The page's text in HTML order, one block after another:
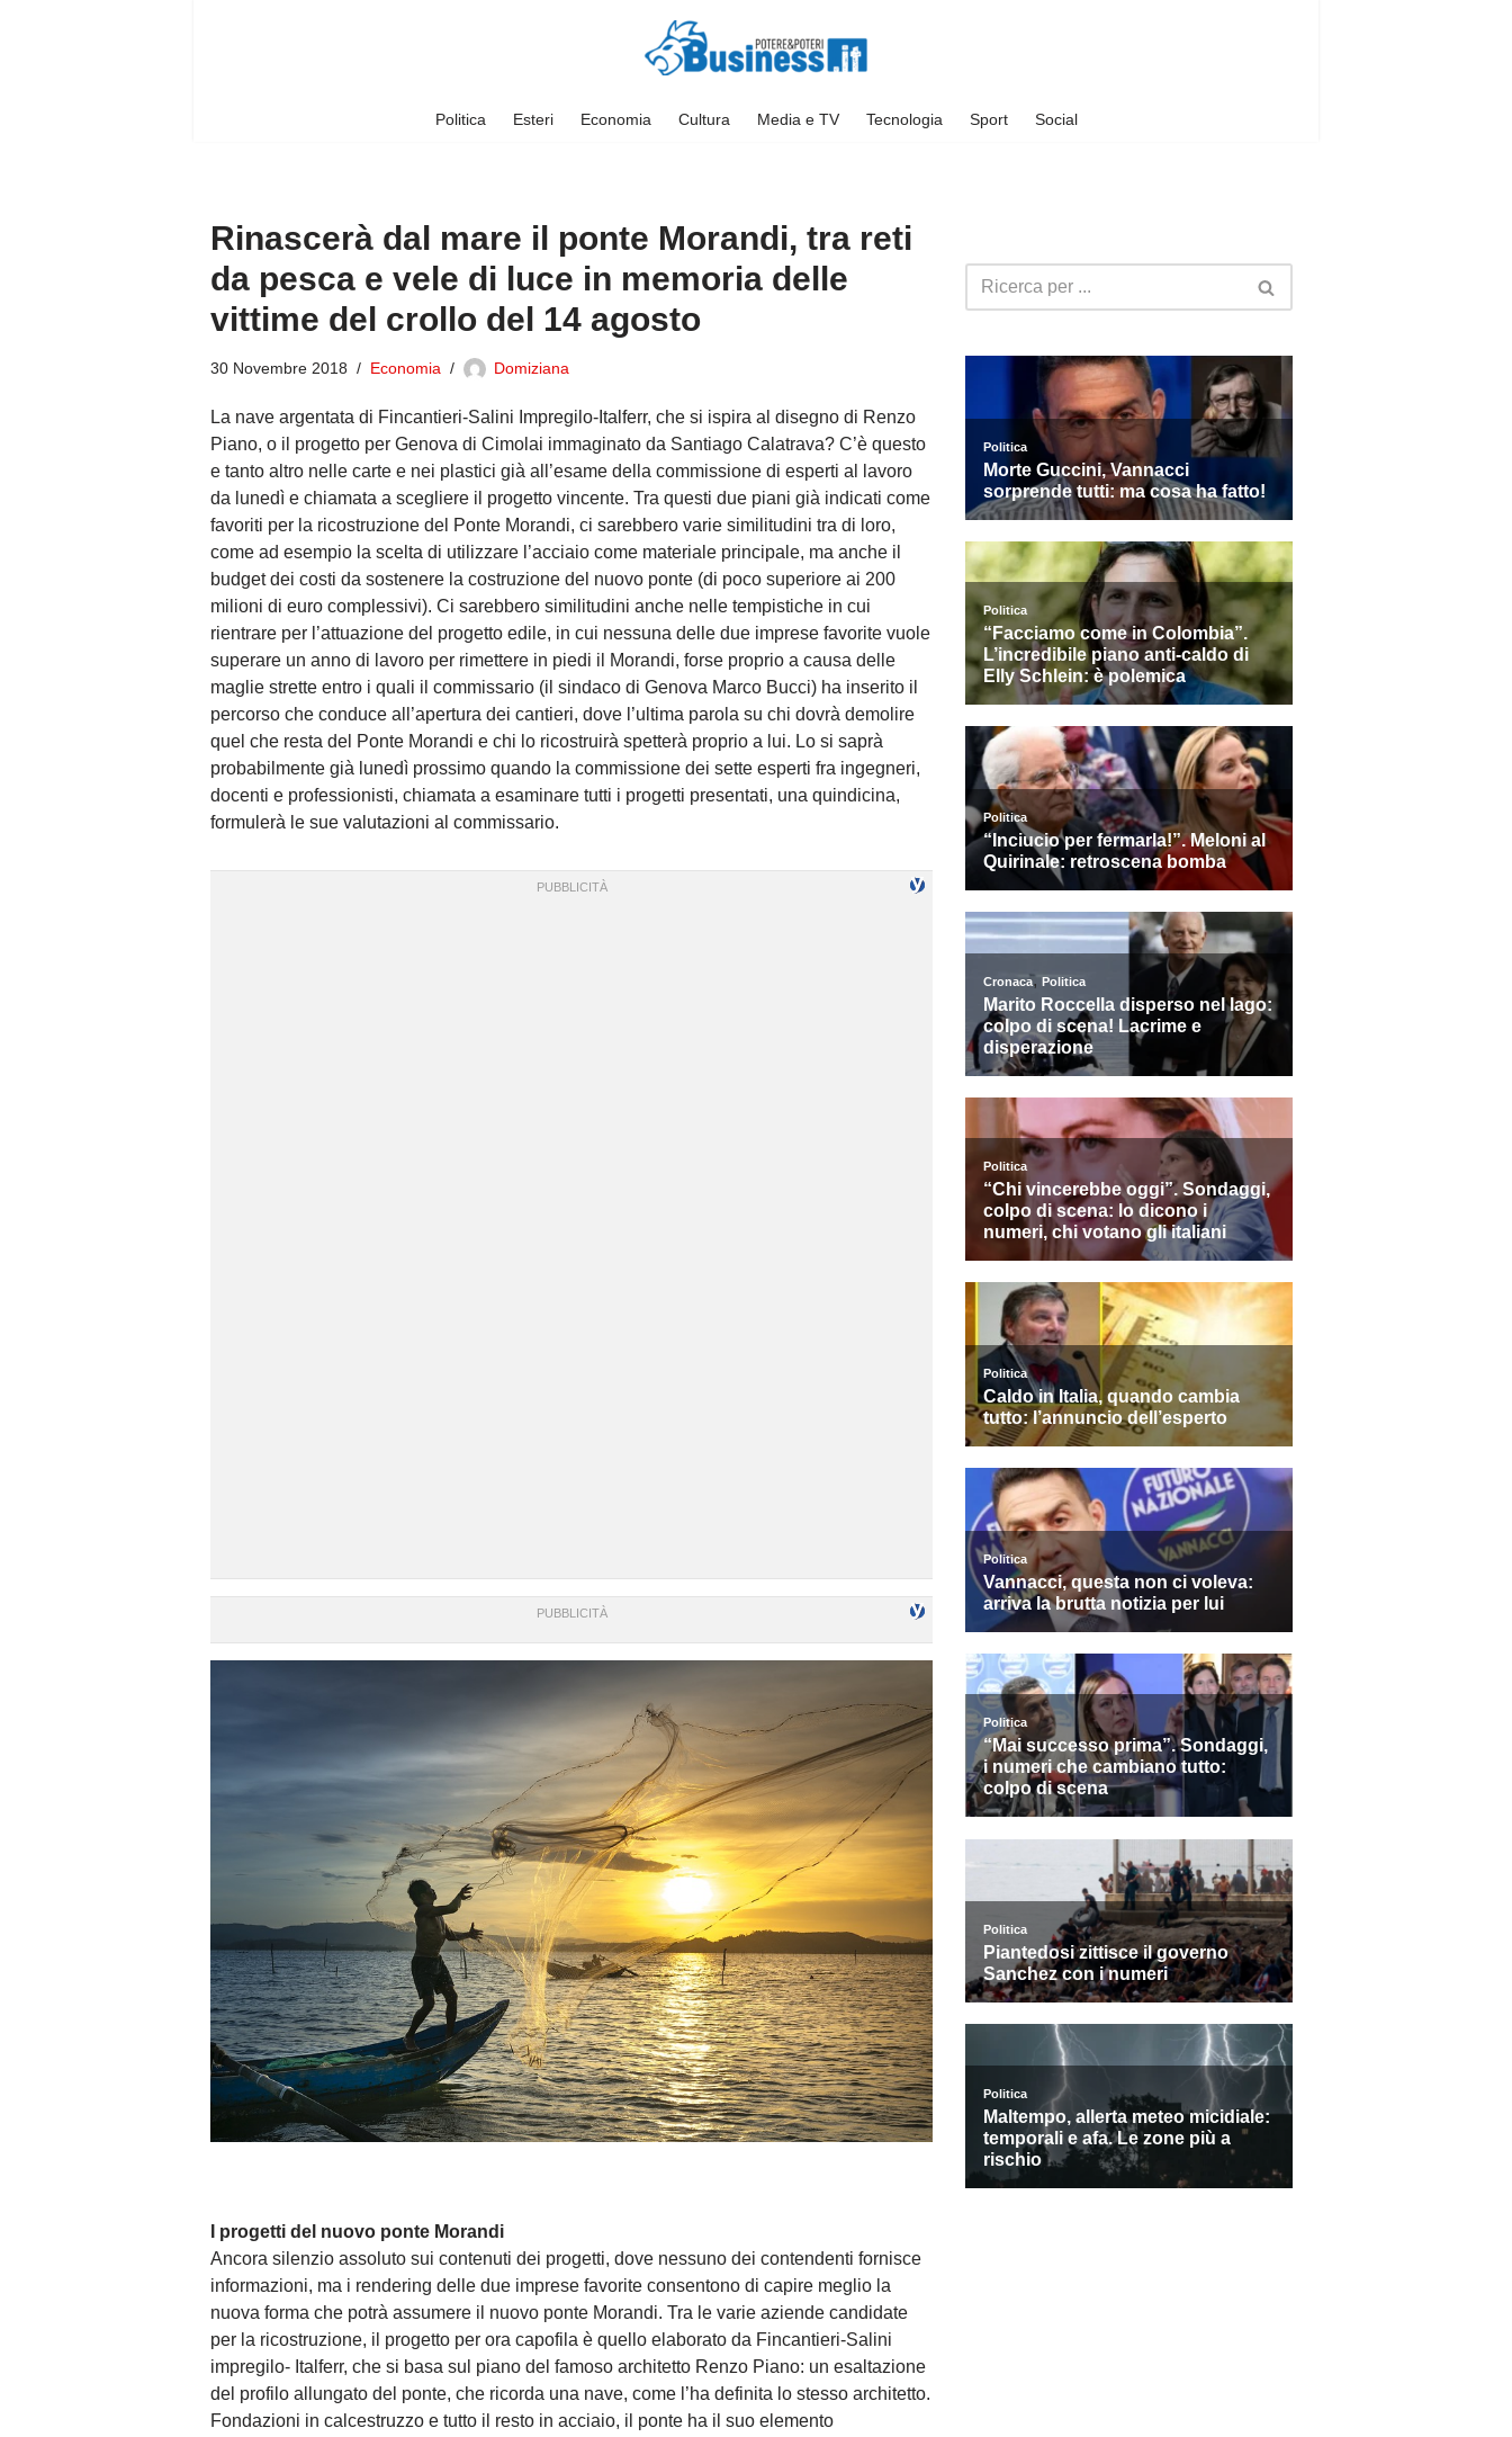
Politica Esteri Economia Cultura Media e TV Tecnologia Sport Social
Rinascerà dal mare il ponte Morandi, tra reti
da pesca e vele di luce in memoria delle
vittime del crollo del 14 agosto
30 Novembre 2018 Economia Domiziana
La nave argentata di Fincantieri-Salini Impregilo-Italferr, che si ispira al disegno di Renzo
Piano, o il progetto per Genova di Cimolai immaginato da Santiago Calatrava? C’è questo
e tanto altro nelle carte e nei plastici già all’esame della commissione di esperti al lavoro
da lunedì e chiamata a scegliere il progetto vincente. Tra questi due piani già indicati come
favoriti per la ricostruzione del Ponte Morandi, ci sarebbero varie similitudini tra di loro,
come ad esempio la scelta di utilizzare l’acciaio come materiale principale, ma anche il
budget dei costi da sostenere la costruzione del nuovo ponte (di poco superiore ai 200
milioni di euro complessivi). Ci sarebbero similitudini anche nelle tempistiche in cui
rientrare per l’attuazione del progetto edile, in cui nessuna delle due imprese favorite vuole
superare un anno di lavoro per rimettere in piedi il Morandi, forse proprio a causa delle
maglie strette entro i quali il commissario (il sindaco di Genova Marco Bucci) ha inserito il
percorso che conduce all’apertura dei cantieri, dove l’ultima parola su chi dovrà demolire
quel che resta del Ponte Morandi e chi lo ricostruirà spetterà proprio a lui. Lo si saprà
probabilmente già lunedì prossimo quando la commissione dei sette esperti fra ingegneri,
docenti e professionisti, chiamata a esaminare tutti i progetti presentati, una quindicina,
formulerà le sue valutazioni al commissario.
I progetti del nuovo ponte Morandi
Ancora silenzio assoluto sui contenuti dei progetti, dove nessuno dei contendenti fornisce
informazioni, ma i rendering delle due imprese favorite consentono di capire meglio la
nuova forma che potrà assumere il nuovo ponte Morandi. Tra le varie aziende candidate
per la ricostruzione, il progetto per ora capofila è quello elaborato da Fincantieri-Salini
impregilo- Italferr, che si basa sul piano del famoso architetto Renzo Piano: un esaltazione
del profilo allungato del ponte, che ricorda una nave, come l’ha definita lo stesso architetto.
Fondazioni in calcestruzzo e tutto il resto in acciaio, il ponte ha il suo elemento